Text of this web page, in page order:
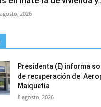
2026
Presidenta (E) informa
de recuperación del
Maiquetía
8 agosto, 2026